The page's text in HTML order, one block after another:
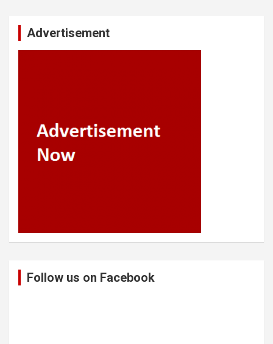
Advertisement
Follow us on Facebook